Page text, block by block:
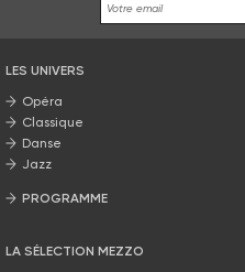
LES UNIVERS
Opéra
Classique
Danse
Jazz
PROGRAMME
LA SÉLECTION MEZZO